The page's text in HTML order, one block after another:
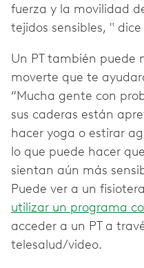
fuerza y la movilidad
tejidos sensibles, "
Un PT también puede
moverte que te
“Mucha gente con
sus caderas están
hacer yoga o estirar
lo que puede hacer
sientan aún más
Puede ver a un
utilizar un programa
acceder a un PT a
telesalud/video.